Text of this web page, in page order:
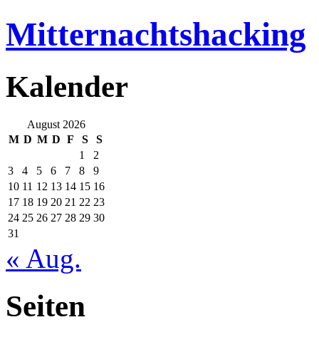
Mitternachtshacking
Kalender
August 2026
M D M D F S
S
1
2
3
4 5 6 7 8
9
10 11 12 13 14 15 16
17 18 19 20 21 22 23
24 25 26 27 28 29 30
31
« Aug.
Seiten